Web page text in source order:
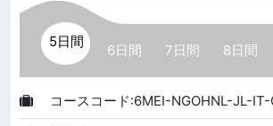
5日間
6日間 7日間 8日間
コースコード:6MEI-NGOHNL-JL-